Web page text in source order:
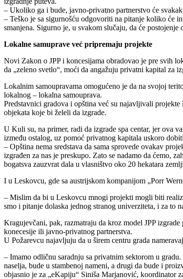
– Ukoliko ga i bude, javno-privatno partnerstvo će
– Teško je sa sigurnošću odgovoriti na pitanje koliko će
smanjena. Sigurno je, u svakom slučaju, da će
Lokalne samuprave već pripremaju projekte
Novi Zakon o JPP i koncesijama obradovao je pre svih
da „zeleno svetlo“, moći da angažuju privatni kapital za
Lokalnim samoupravama omogućeno je da na svojoj
lokalnog – lokalna samouprava.
Predstavnici gradova i opština već su najavljivali
objekata koje bi želeli da izgrade.
U Kuli su, na primer, radi da izgrade spa centar, jer ova
između ostalog, uz pomoć privatnog kapitala uskoro
– Opština nema sredstava da sama sprovede ovakav
izgrađen za nas je preskupo. Zato se nadamo da ćemo,
bogatsva zauzvrat dala u vlasništvo oko 20 hekatara
I u Leskovcu, gde sa austrijskom kompanijom „Porr
– Mislim da bi u Leskovcu mnogi projekti mogli biti
smo i pitanje dolaska jednog stranog univerziteta, i za to
Kragujevčani, pak, razmatraju da kroz model JPP
konecesije ili javno-privatnog partnerstva.
U Požarevcu najavljuju da u širem centru grada
– Imamo odličnu saradnju sa privatnim sektorom u
naselja, bude u stambenoj nameni, a drugi da bude i
objasnio je za „eKapiju“ Siniša Marjanović, koordinator